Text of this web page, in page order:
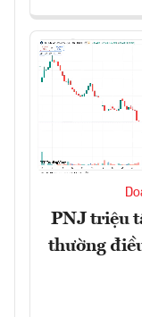
PNJ triệu
thường